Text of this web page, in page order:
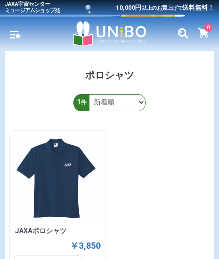
JAXA宇宙センター
ミュージアムショップ発
10,000円以上のお買上げで送料無料！
0
ポロシャツ
1 件
JAXAポロシャツ
￥3,850